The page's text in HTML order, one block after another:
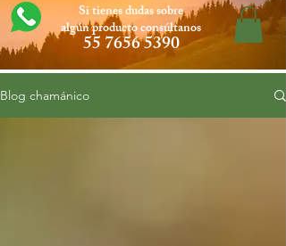
Si tienes dudas sobre
algún productoconsúltanos
55 7656 5390
Blog chamánico